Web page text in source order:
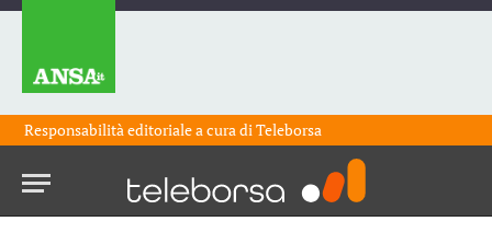
Responsabilità editoriale a cura diTeleborsa